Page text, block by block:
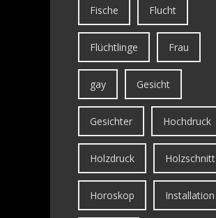
Fische Flucht
Flüchtlinge Frau
gay Gesicht
Gesichter Hochdruck
Holzdruck Holzschnitt
Horoskop Installation